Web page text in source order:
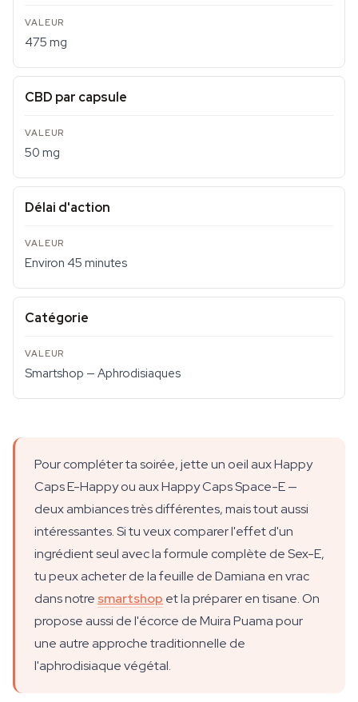
475 mg
CBD par capsule
50 mg
Délai d'action
Environ 45 minutes
Catégorie
Smartshop — Aphrodisiaques
Pour compléter ta soirée, jette un oeil aux Happy
Caps E-Happy ou aux Happy Caps Space-E —
deux ambiances très différentes, mais tout aussi
intéressantes. Si tu veux comparer l'effet d'un
ingrédient seul avec la formule complète de Sex-E,
tu peux acheter de la feuille de Damiana en vrac
dans notre smartshop et la préparer en tisane. On
propose aussi de l'écorce de Muira Puama pour
une autre approche traditionnelle de
l'aphrodisiaque végétal.